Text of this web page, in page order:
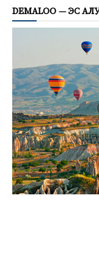
DEMALOO — ЭС